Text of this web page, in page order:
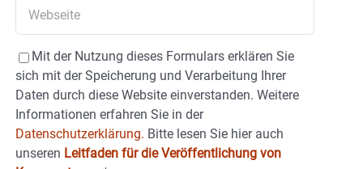
Mit der Nutzung dieses Formulars erklären Sie
sich mit der Speicherung und Verarbeitung Ihrer
Daten durch diese Website einverstanden. Weitere
Informationen erfahren Sie in der
Datenschutzerklärung. Bitte lesen Sie hier auch
unseren Leitfaden für die Veröffentlichung von